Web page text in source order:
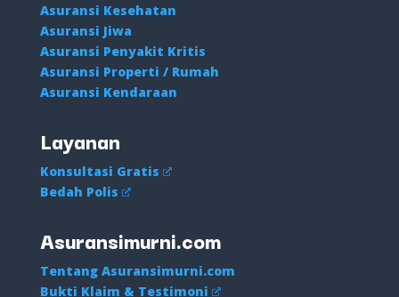
Asuransi Kesehatan
Asuransi Jiwa
Asuransi Penyakit Kritis
Asuransi Properti / Rumah
Asuransi Kendaraan
Layanan
Konsultasi Gratis
Bedah Polis
Asuransimurni.com
Tentang Asuransimurni.com
Bukti Klaim & Testimoni